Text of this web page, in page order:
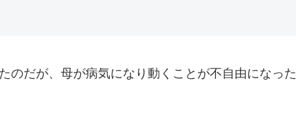
だが、母が病気になり動くことが不自由になった